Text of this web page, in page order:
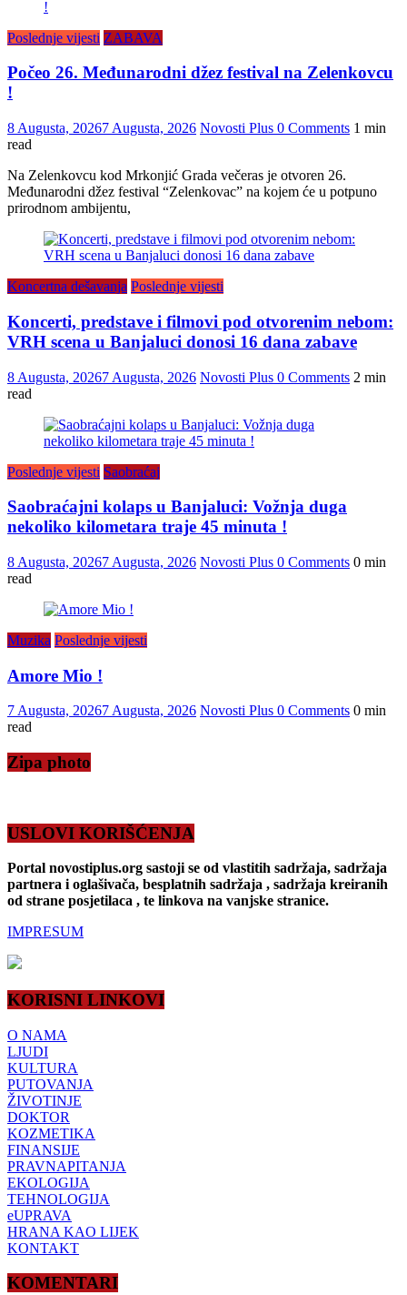
Poslednje vijesti ZABAVA
Počeo 26. Međunarodni džez festival na Zelenkovcu
!
8 Augusta, 20267 Augusta, 2026 Novosti Plus 0 Comments 1 min
read
Na Zelenkovcu kod Mrkonjić Grada večeras je otvoren 26.
Međunarodni džez festival “Zelenkovac” na kojem će u potpuno
prirodnom ambijentu,
Koncertna dešavanja Poslednje vijesti
Koncerti, predstave i filmovi pod otvorenim nebom:
VRH scena u Banjaluci donosi 16 dana zabave
8 Augusta, 20267 Augusta, 2026 Novosti Plus 0 Comments 2 min
read
Poslednje vijesti Saobraćaj
Saobraćajni kolaps u Banjaluci: Vožnja duga
nekoliko kilometara traje 45 minuta !
8 Augusta, 20267 Augusta, 2026 Novosti Plus 0 Comments 0 min
read
Muzika Poslednje vijesti
Amore Mio !
7 Augusta, 20267 Augusta, 2026 Novosti Plus 0 Comments 0 min
read
Zipa photo
USLOVI KORIŠĆENJA
Portal novostiplus.org sastoji se od vlastitih sadržaja, sadržaja
partnera i oglašivača, besplatnih sadržaja , sadržaja kreiranih
od strane posjetilaca , te linkova na vanjske stranice.
IMPRESUM
KORISNI LINKOVI
O NAMA
LJUDI
KULTURA
PUTOVANJA
ŽIVOTINJE
DOKTOR
KOZMETIKA
FINANSIJE
PRAVNAPITANJA
EKOLOGIJA
TEHNOLOGIJA
eUPRAVA
HRANA KAO LIJEK
KONTAKT
KOMENTARI